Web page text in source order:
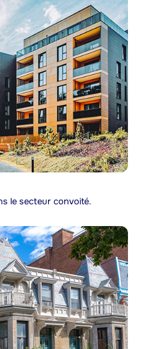
le secteur convoité.